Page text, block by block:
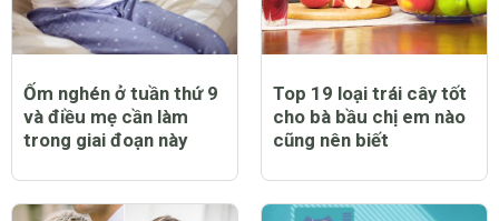
Ốm nghén ở tuần thứ 9
và điều mẹ cần làm
trong giai đoạn này
Top 19 loại trái cây tốt
cho bà bầu chị em nào
cũng nên biết